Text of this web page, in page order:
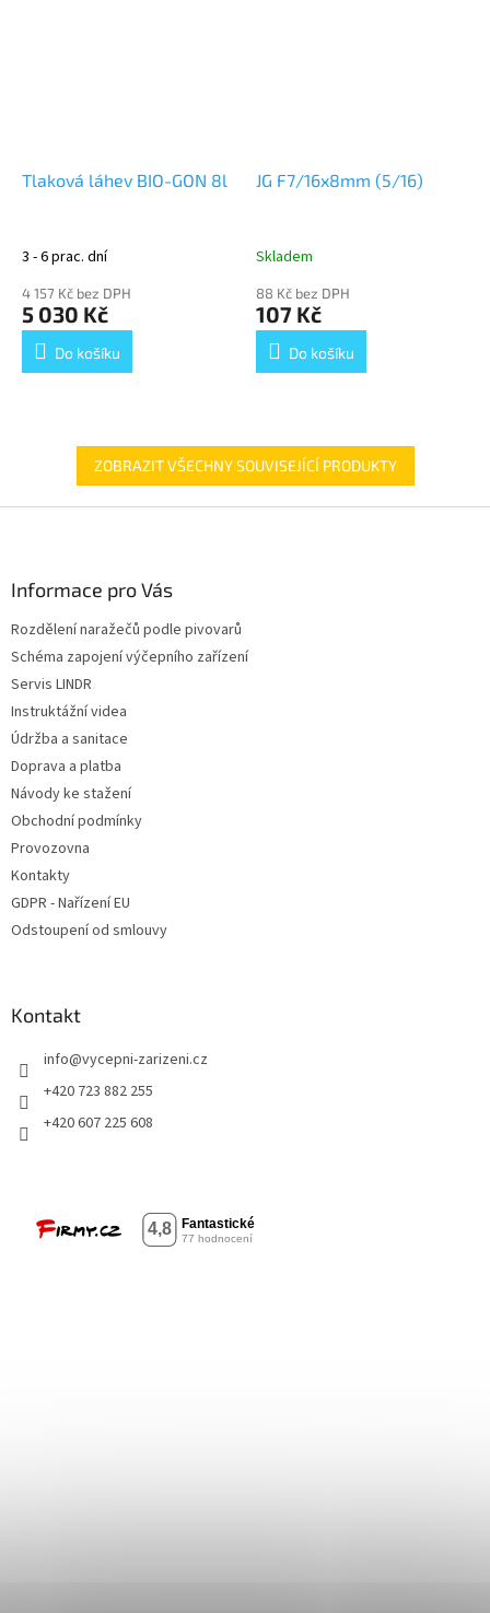
Tlaková láhev BIO-GON 8l
3 - 6 prac. dní
4 157 Kč bez DPH
5 030 Kč
Do košíku
JG F7/16x8mm (5/16)
Skladem
88 Kč bez DPH
107 Kč
Do košíku
ZOBRAZIT VŠECHNY SOUVISEJÍCÍ PRODUKTY
Informace pro Vás
Rozdělení naražečů podle pivovarů
Schéma zapojení výčepního zařízení
Servis LINDR
Instruktážní videa
Údržba a sanitace
Doprava a platba
Návody ke stažení
Obchodní podmínky
Provozovna
Kontakty
GDPR - Nařízení EU
Odstoupení od smlouvy
Kontakt
info@vycepni-zarizeni.cz
+420 723 882 255
+420 607 225 608